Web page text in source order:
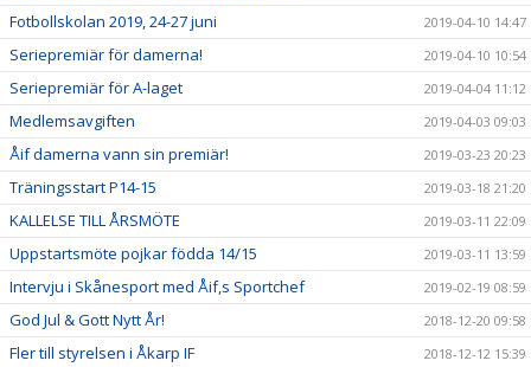
Fotbollskolan 2019, 24-27 juni 2019-04-10 14:47
Seriepremiär för damerna! 2019-04-10 10:54
Seriepremiär för A-laget 2019-04-04 11:12
Medlemsavgiften 2019-04-03 09:03
Åif damerna vann sin premiär! 2019-03-23 20:23
Träningsstart P14-15 2019-03-18 21:20
KALLELSE TILL ÅRSMÖTE 2019-03-11 22:09
Uppstartsmöte pojkar födda 14/15 2019-03-11 13:59
Intervju i Skånesport med Åif,s Sportchef 2019-02-19 08:59
God Jul & Gott Nytt År! 2018-12-20 09:58
Fler till styrelsen i Åkarp IF 2018-12-12 15:39